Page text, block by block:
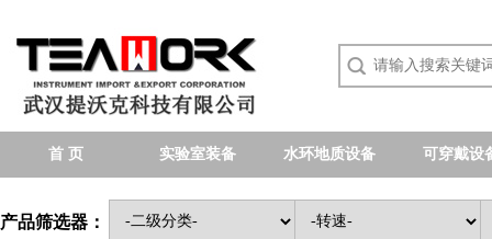
首 页 实验室装备 水环地质设备 可穿戴设
产品筛选器：